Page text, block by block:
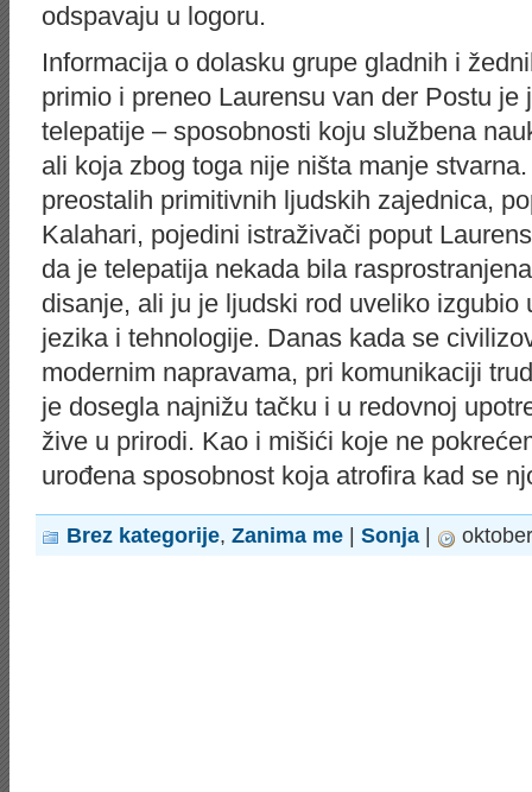
odspavaju u logoru.
Informacija o dolasku grupe gladnih i
primio i preneo Laurensu van der Postu
telepatije – sposobnosti koju službena
ali koja zbog toga nije ništa manje
preostalih primitivnih ljudskih zajednica,
Kalahari, pojedini istraživači poput
da je telepatija nekada bila
disanje, ali ju je ljudski rod uveliko izgubio
jezika i tehnologije. Danas kada se
modernim napravama, pri komunikaciji
je dosegla najnižu tačku i u redovnoj
žive u prirodi. Kao i mišići koje ne
urođena sposobnost koja atrofira kad se
Brez kategorije, Zanima me Sonja